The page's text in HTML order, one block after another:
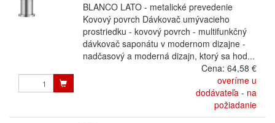
BLANCO LATO - metalické prevedenie
Kovový povrch Dávkovač umývacieho
prostriedku - kovový povrch - multifunkčný
dávkovač saponátu v modernom dizajne -
nadčasový a moderná dizajn, ktorý sa hod...
Cena: 64,58 €
overíme u
dodávateľa - na
požiadanie